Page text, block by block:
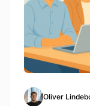
Oliver